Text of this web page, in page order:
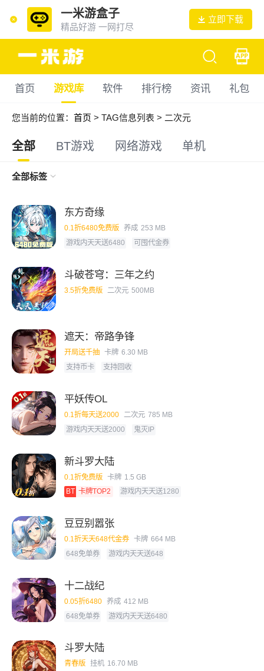
一米游盒子
精品好游 一网打尽
立即下载
首页 游戏库 软件 排行榜 资讯 礼包
您当前的位置： 首页 > TAG信息列表 > 二次元
全部 BT游戏 网络游戏 单机
全部标签
东方奇缘
0.1折6480免费版 养成 253 MB
游戏内天天送6480
可囤代金券
斗破苍穹：三年之约
3.5折免费版 二次元 500MB
遮天：帝路争锋
开局送千抽 卡牌 6.30 MB
支持币卡
支持回收
平妖传OL
0.1折每天送2000 二次元 785 MB
游戏内天天送2000
鬼灭IP
新斗罗大陆
0.1折免费版 卡牌 1.5 GB
BT 卡牌TOP2 游戏内天天送1280
豆豆别嚣张
0.1折天天648代金券 卡牌 664 MB
648免单券
游戏内天天送648
十二战纪
0.05折6480 养成 412 MB
648免单券
游戏内天天送6480
斗罗大陆
青春版 挂机 16.70 MB